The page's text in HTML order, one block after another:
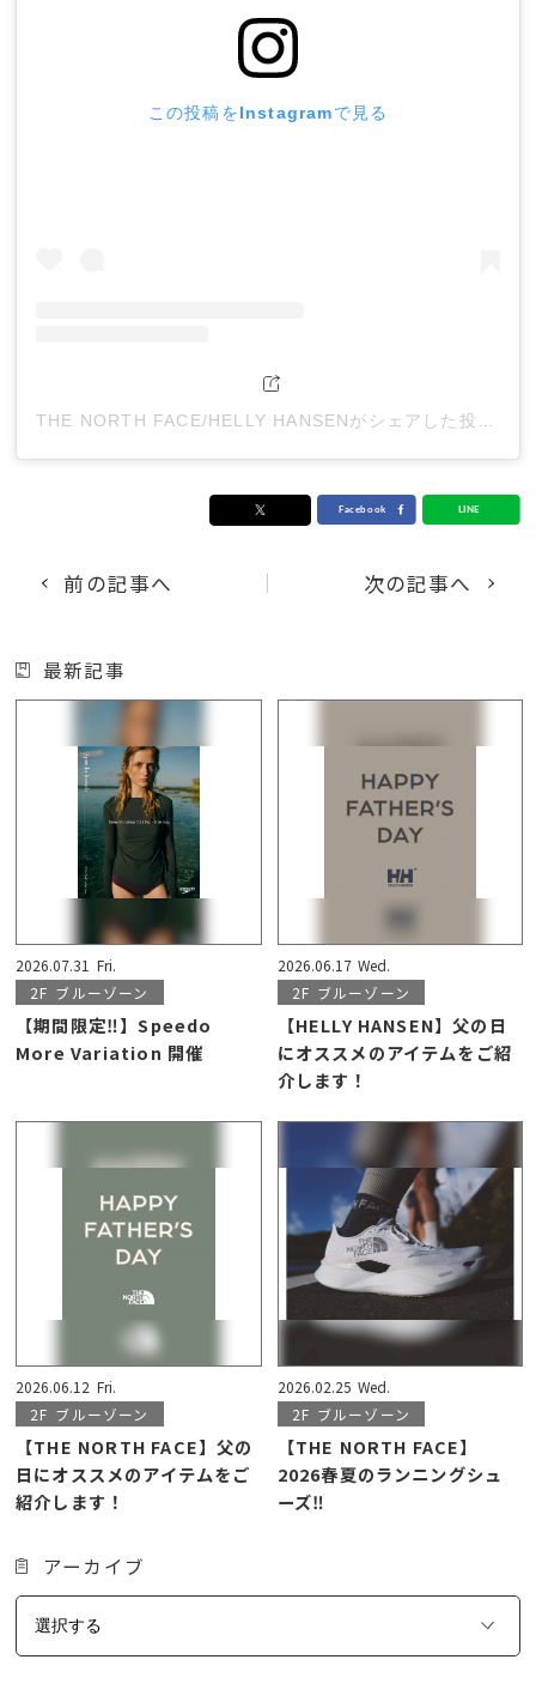
この投稿をInstagramで見る
前の記事へ 次の記事へ
最新記事
2026.07.31 Fri.
2F ブルーゾーン
【期間限定‼】Speedo
More Variation 開催
2026.06.17 Wed.
2F ブルーゾーン
【HELLY HANSEN】父の日
にオススメのアイテムをご紹
介します！
2026.06.12 Fri.
2F ブルーゾーン
【THE NORTH FACE】父の
日にオススメのアイテムをご
紹介します！
2026.02.25 Wed.
2F ブルーゾーン
【THE NORTH FACE】
2026春夏のランニングシュ
ーズ‼
アーカイブ